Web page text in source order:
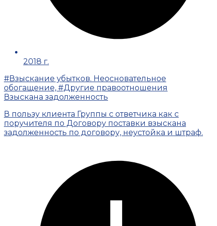
2018 г.
#Взыскание убытков. Неосновательное
обогащение, #Другие правоотношения
Взыскана задолженность
В пользу клиента Группы с ответчика как с
поручителя по Договору поставки взыскана
задолженность по договору, неустойка и штраф.